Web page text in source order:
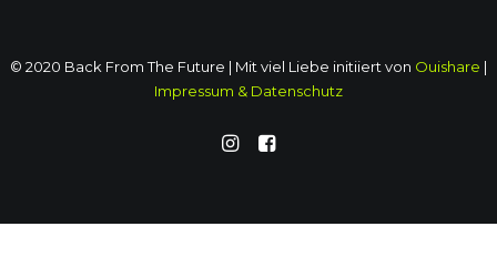
© 2020 Back From The Future | Mit viel Liebe initiiert von Ouishare |
Impressum & Datenschutz